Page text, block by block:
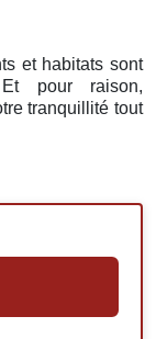
et habitats sont
pour raison,
tranquillité tout